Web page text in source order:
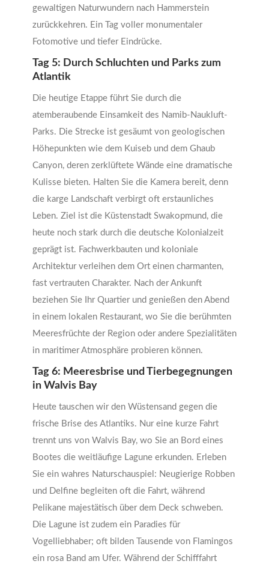
gewaltigen Naturwundern nach Hammerstein
zurückkehren. Ein Tag voller monumentaler
Fotomotive und tiefer Eindrücke.
Tag 5: Durch Schluchten und Parks zum
Atlantik
Die heutige Etappe führt Sie durch die
atemberaubende Einsamkeit des Namib-Naukluft-
Parks. Die Strecke ist gesäumt von geologischen
Höhepunkten wie dem Kuiseb und dem Ghaub
Canyon, deren zerklüftete Wände eine dramatische
Kulisse bieten. Halten Sie die Kamera bereit, denn
die karge Landschaft verbirgt oft erstaunliches
Leben. Ziel ist die Küstenstadt Swakopmund, die
heute noch stark durch die deutsche Kolonialzeit
geprägt ist. Fachwerkbauten und koloniale
Architektur verleihen dem Ort einen charmanten,
fast vertrauten Charakter. Nach der Ankunft
beziehen Sie Ihr Quartier und genießen den Abend
in einem lokalen Restaurant, wo Sie die berühmten
Meeresfrüchte der Region oder andere Spezialitäten
in maritimer Atmosphäre probieren können.
Tag 6: Meeresbrise und Tierbegegnungen
in Walvis Bay
Heute tauschen wir den Wüstensand gegen die
frische Brise des Atlantiks. Nur eine kurze Fahrt
trennt uns von Walvis Bay, wo Sie an Bord eines
Bootes die weitläufige Lagune erkunden. Erleben
Sie ein wahres Naturschauspiel: Neugierige Robben
und Delfine begleiten oft die Fahrt, während
Pelikane majestätisch über dem Deck schweben.
Die Lagune ist zudem ein Paradies für
Vogelliebhaber; oft bilden Tausende von Flamingos
ein rosa Band am Ufer. Während der Schifffahrt